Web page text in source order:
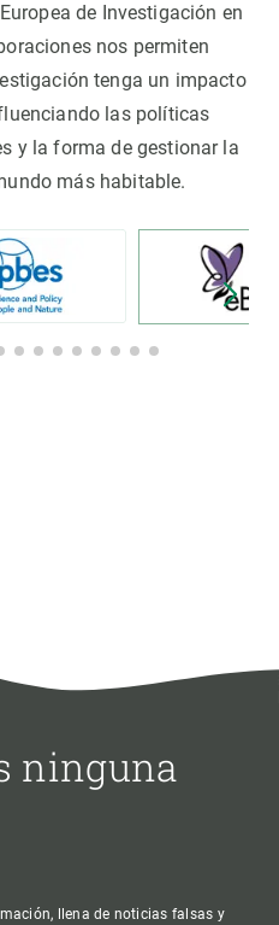
de Investigación en
nos permiten
tenga un impacto
las políticas
y la forma de gestionar la
más habitable.
ninguna
llena de noticias falsas y